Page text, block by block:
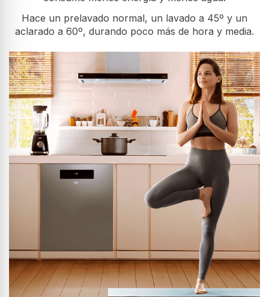
Hace un prelavado normal, un lavado a 45º y un
aclarado a 60º, durando poco más de hora y media.